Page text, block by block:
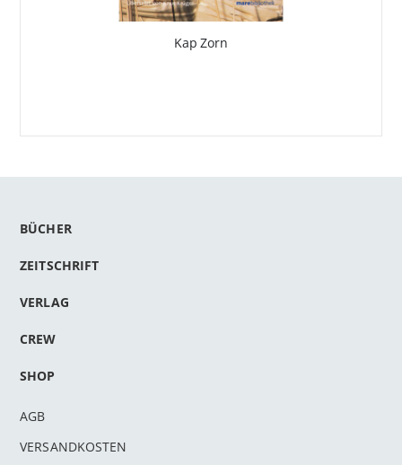
Kap Zorn
BÜCHER
ZEITSCHRIFT
VERLAG
CREW
SHOP
AGB
VERSANDKOSTEN